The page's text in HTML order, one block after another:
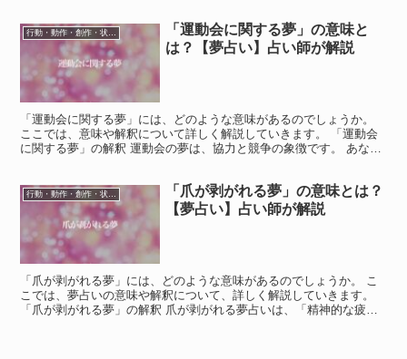
行動・動作・創作・状態・スポーツ
「運動会に関する夢」の意味と
は？【夢占い】占い師が解説
「運動会に関する夢」には、どのような意味があるのでしょうか。
ここでは、意味や解釈について詳しく解説していきます。 「運動会
に関する夢」の解釈 運動会の夢は、協力と競争の象徴です。 あなた
行動・動作・創作・状態・スポーツ
「爪が剥がれる夢」の意味とは？
【夢占い】占い師が解説
「爪が剥がれる夢」には、どのような意味があるのでしょうか。 こ
こでは、夢占いの意味や解釈について、詳しく解説していきます。
「爪が剥がれる夢」の解釈 爪が剥がれる夢占いは、「精神的な疲